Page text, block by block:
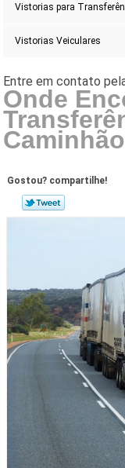
Vistorias para
Vistorias Veiculares
Onde
Gostou? compartilhe!